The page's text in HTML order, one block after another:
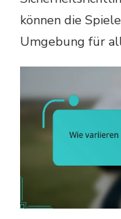
können die
Umgebung für